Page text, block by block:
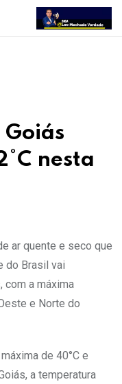
nesta
ar quente e seco que
do Brasil vai
com a máxima
e Norte do
de 40°C e
a temperatura